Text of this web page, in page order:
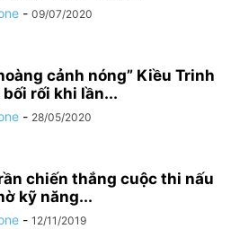
- 09/07/2020
cảnh nóng” Kiều Trinh
rối khi lần...
- 28/05/2020
chiến thắng cuộc thi nấu
kỹ năng...
- 12/11/2019